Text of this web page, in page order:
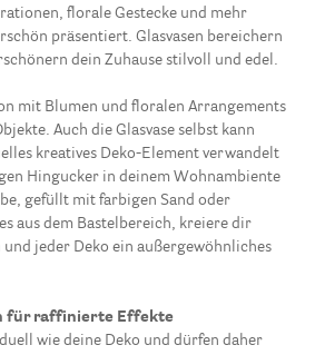
florale Gestecke und mehr
präsentiert. Glasvasen bereichern
dein Zuhause stilvoll und edel.
mit Blumen und floralen Arrangements
Auch die Glasvase selbst kann
kreatives Deko-Element verwandelt
Hingucker in deinem Wohnambiente
gefüllt mit farbigen Sand oder
aus dem Bastelbereich, kreiere dir
und jeder Deko ein außergewöhnliches
für raffinierte Effekte
wie deine Deko und dürfen daher